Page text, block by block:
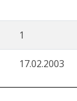
1
17.02.2003